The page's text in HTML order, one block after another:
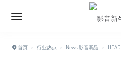
首页 › 行业热点 › News 影音新品 ›